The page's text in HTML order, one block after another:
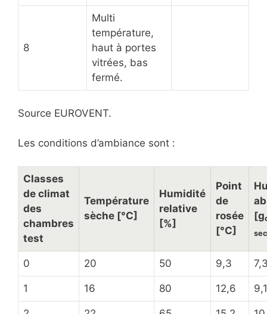
8
Multi
température,
haut à portes
vitrées, bas
fermé.
Source EUROVENT.
Les conditions d’ambiance sont :
Classes
de climat
des
chambres
test
Température
sèche [°C]
Humidité
relative
[%]
Point
de
rosée
[°C]
[g
sec
0 20 50 9,3
1 16 80 12,6 9,1